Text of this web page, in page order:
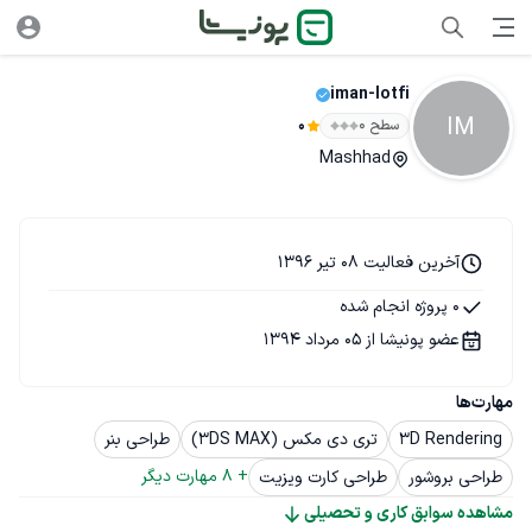
IM
iman-lotfi
سطح ۰ 0
Mashhad
مهارت‌ها
3D Rendering
تری دی مکس (3DS MAX)
طراحی بنر
طراحی بروشور
طراحی کارت ویزیت +
8 مهارت دیگر
مشاهده سوابق کاری و تحصیلی
آخرین فعالیت 08 تیر 1396
0 پروژه انجام شده
عضو پونیشا از 05 مرداد 1394